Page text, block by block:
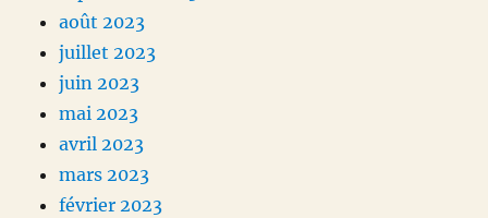
août 2023
juillet 2023
juin 2023
mai 2023
avril 2023
mars 2023
février 2023